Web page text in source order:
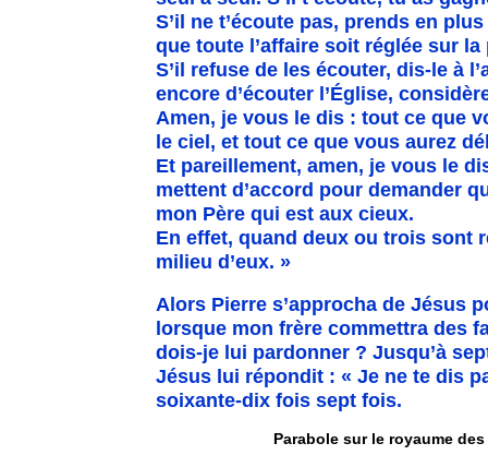
S’il ne t’écoute pas, prends en
que toute l’affaire soit réglée sur
S’il refuse de les écouter, dis-le à
encore d’écouter l’Église,
Amen, je vous le dis : tout ce que
le ciel, et tout ce que vous aurez
Et pareillement, amen, je vous le
mettent d’accord pour demander
mon Père qui est aux cieux.
En effet, quand deux ou trois sont
milieu d’eux. »
Alors Pierre s’approcha de Jésus
lorsque mon frère commettra des
dois-je lui pardonner ? Jusqu’à
Jésus lui répondit : « Je ne te dis
soixante-dix fois sept fois.
Parabole sur le royaume